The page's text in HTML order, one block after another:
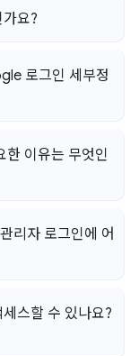
요?
로그인 세부정
한 이유는 무엇인
리자 로그인에 어
스할 수 있나요?